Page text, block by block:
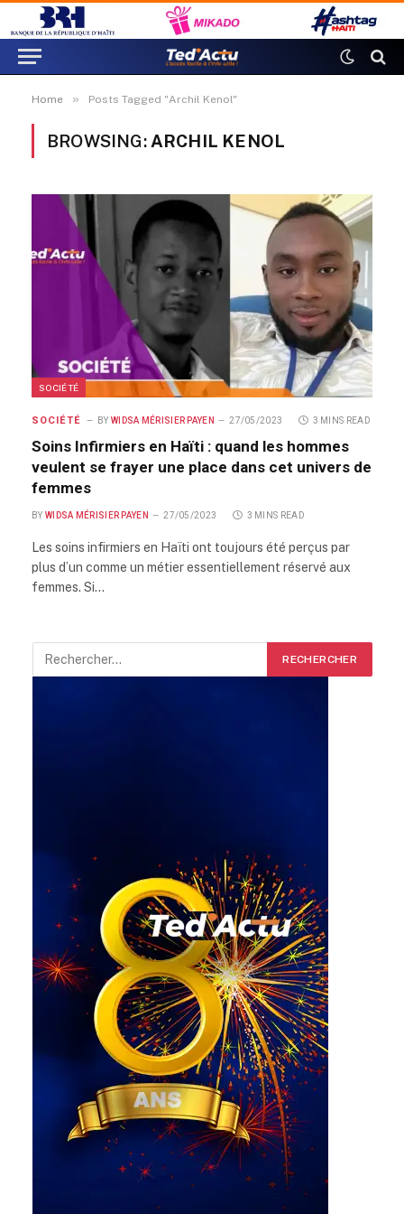
Home » Posts Tagged "Archil Kenol"
BROWSING: ARCHIL KENOL
SOCIÉTÉ
SOCIÉTÉ BY WIDSA MÉRISIER PAYEN 27/05/2023 3 MINS READ
Soins Infirmiers en Haïti : quand les hommes
veulent se frayer une place dans cet univers de
femmes
BY WIDSA MÉRISIER PAYEN 27/05/2023 3 MINS READ
Les soins infirmiers en Haïti ont toujours été perçus par
plus d’un comme un métier essentiellement réservé aux
femmes. Si…